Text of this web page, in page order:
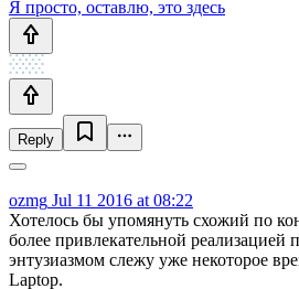
Я просто, оставлю, это здесь
Reply
ozmg Jul 11 2016 at 08:22
Хотелось бы упомянуть схожий по
более привлекательной реализацией
энтузиазмом слежу уже некоторое
Laptop.